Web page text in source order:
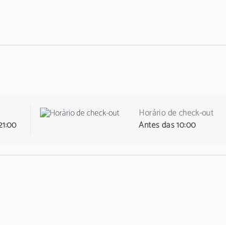
Horário de check-out
Antes das 10:00